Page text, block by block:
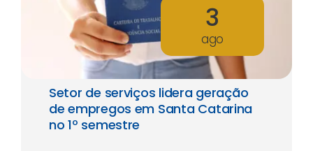
3
ago
Setor de serviços lidera geração
de empregos em Santa Catarina
no 1º semestre